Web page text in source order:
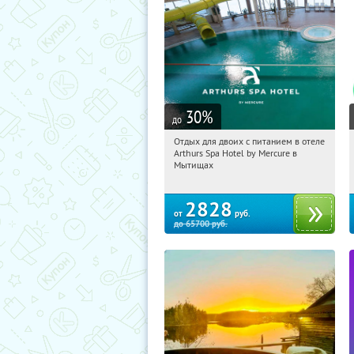
до 30%
11:21:57
Купи первым!
Московская обл., г. Мытищи, д.
Отдых для двоих с питанием в отеле
Arthurs Spa Hotel by Mercure в
Мытищах
от 2828 руб.
до65700руб.